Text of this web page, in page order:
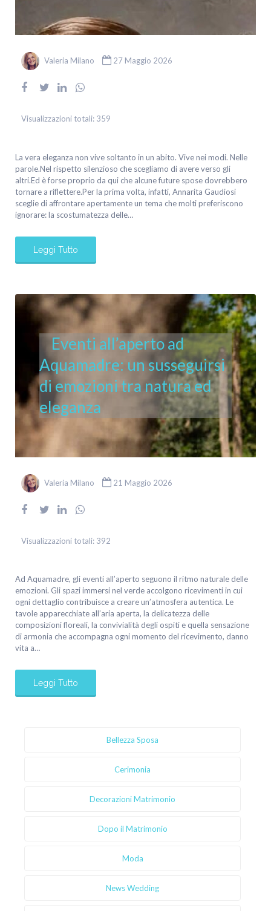
Valeria Milano 27 Maggio 2026
Visualizzazioni totali: 359
La vera eleganza non vive soltanto in un abito. Vive nei modi. Nelle
parole.Nel rispetto silenzioso che scegliamo di avere verso gli
altri.Ed è forse proprio da qui che alcune future spose dovrebbero
tornare a riflettere.Per la prima volta, infatti, Annarita Gaudiosi
sceglie di affrontare apertamente un tema che molti preferiscono
ignorare: la scostumatezza delle…
Leggi Tutto
Eventi all’aperto ad
Aquamadre: un susseguirsi
di emozioni tra natura ed
eleganza
Valeria Milano 21 Maggio 2026
Visualizzazioni totali: 392
Ad Aquamadre, gli eventi all’aperto seguono il ritmo naturale delle
emozioni. Gli spazi immersi nel verde accolgono ricevimenti in cui
ogni dettaglio contribuisce a creare un’atmosfera autentica. Le
tavole apparecchiate all’aria aperta, la delicatezza delle
composizioni floreali, la convivialità degli ospiti e quella sensazione
di armonia che accompagna ogni momento del ricevimento, danno
vita a…
Leggi Tutto
Bellezza Sposa
Cerimonia
Decorazioni Matrimonio
Dopo il Matrimonio
Moda
News Wedding